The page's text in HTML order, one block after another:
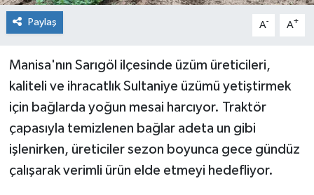
Paylaş A- A+
Manisa'nın Sarıgöl ilçesinde üzüm üreticileri,
kaliteli ve ihracatlık Sultaniye üzümü yetiştirmek
için bağlarda yoğun mesai harcıyor. Traktör
çapasıyla temizlenen bağlar adeta un gibi
işlenirken, üreticiler sezon boyunca gece gündüz
çalışarak verimli ürün elde etmeyi hedefliyor.